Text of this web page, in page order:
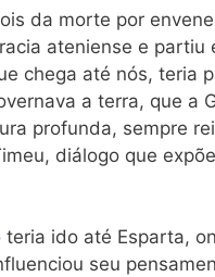
da morte por
ateniense e
chega até nós, teria
a terra, que a
profunda, sempre
diálogo que
teria ido até Esparta,
seu